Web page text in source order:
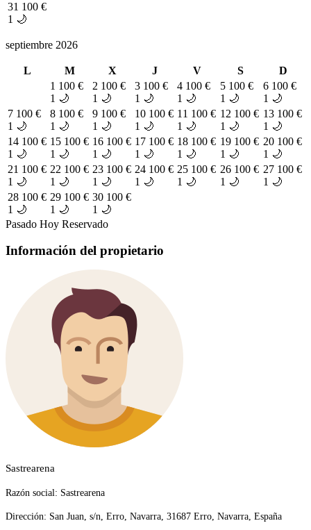
31 100 €
1 🌙
septiembre 2026
L M X J V S
D
1 100 €
1 🌙
2 100 €
1 🌙
3 100 €
1 🌙
4 100 €
1 🌙
5 100 €
1 🌙
6 100 €
1 🌙
7 100 €
1 🌙
8 100 €
1 🌙
9 100 €
1 🌙
10 100 €
1 🌙
11 100 €
1 🌙
12 100 €
1 🌙
13 100 €
1 🌙
14 100 €
1 🌙
15 100 €
1 🌙
16 100 €
1 🌙
17 100 €
1 🌙
18 100 €
1 🌙
19 100 €
1 🌙
20 100 €
1 🌙
21 100 €
1 🌙
22 100 €
1 🌙
23 100 €
1 🌙
24 100 €
1 🌙
25 100 €
1 🌙
26 100 €
1 🌙
27 100 €
1 🌙
28 100 €
1 🌙
29 100 €
1 🌙
30 100 €
1 🌙
Pasado Hoy Reservado
Información del propietario
Sastrearena
Razón social: Sastrearena
Dirección: San Juan, s/n, Erro, Navarra, 31687 Erro, Navarra, España